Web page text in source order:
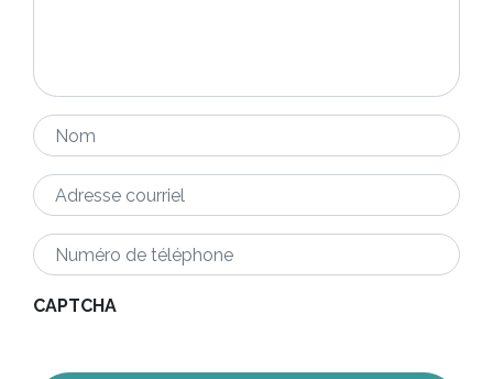
Nom
Adresse
courriel *
Numéro
de
CAPTCHA